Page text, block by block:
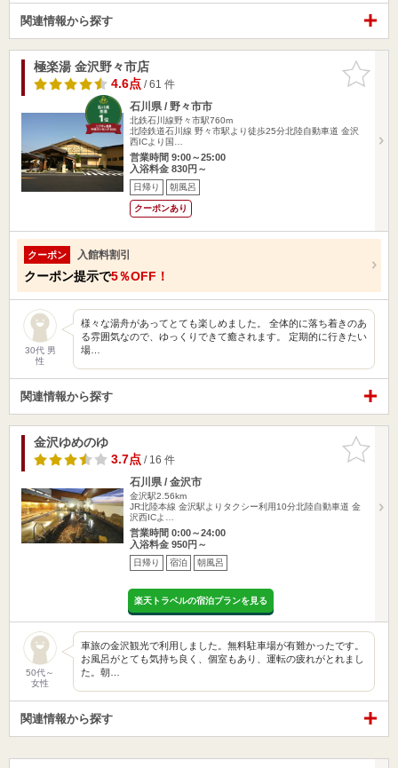
関連情報から探す
お気に入
りに追加
極楽湯 金沢野々市店
4.6点/ 61 件
石川県 / 野々市市
北鉄石川線野々市駅760m
北陸鉄道石川線 野々市駅より徒歩25分北陸自動車道 金沢
西ICより国…
営業時間 9:00～25:00
入浴料金 830円～
日帰り 朝風呂
クーポンあり
クーポン 入館料割引
クーポン提示で5％OFF！
30代 男
性
様々な湯舟があってとても楽しめました。 全体的に落ち着きのあ
る雰囲気なので、ゆっくりできて癒されます。 定期的に行きたい
場…
関連情報から探す
お気に入
りに追加
金沢ゆめのゆ
3.7点/ 16 件
石川県 / 金沢市
金沢駅2.56km
JR北陸本線 金沢駅よりタクシー利用10分北陸自動車道 金
沢西ICよ…
営業時間 0:00～24:00
入浴料金 950円～
日帰り 宿泊 朝風呂
楽天トラベルの宿泊プランを見る
50代～
女性
車旅の金沢観光で利用しました。無料駐車場が有難かったです。
お風呂がとても気持ち良く、個室もあり、運転の疲れがとれまし
た。朝…
関連情報から探す